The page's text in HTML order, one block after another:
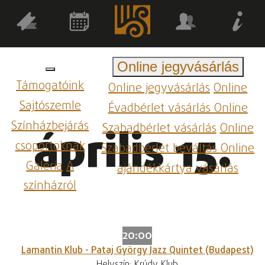
Támogatóink
Sajtószemle
Színházbejárás
csoportoknak
GalériaA
színházról
Online jegyvásárlás
Online jegyvásárlásOnline
Évadbérlet vásárlásOnline
Szabadbérlet vásárlásOnline
Szabadbérlet beváltásOnline
ajándékkártya vásárlás
április 15.
20:00
Lamantin Klub - Pataj György Jazz Quintet (Budapest)